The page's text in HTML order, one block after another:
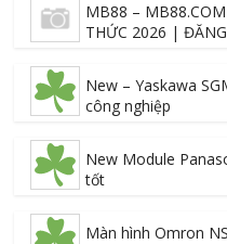
MB88 –
THỨC 2026 | ĐĂNG
New – Yaskawa
công nghiệp
New Module
tốt
Màn hình Omron